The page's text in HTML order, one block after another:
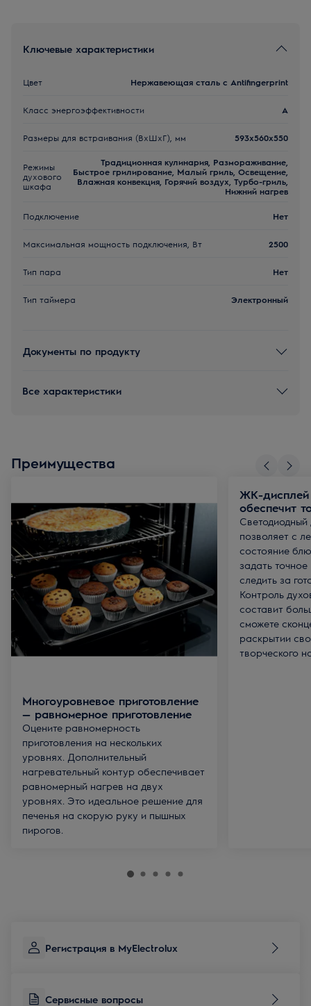
Ключевые характеристики
Цвет Нержавеющая сталь с Antifingerprint
Класс энергоэффективности A
Размеры для встраивания (ВхШхГ), мм 593x560x550
Режимы
духового
шкафа
Традиционная кулинария, Размораживание,
Быстрое грилирование, Малый гриль, Освещение,
Влажная конвекция, Горячий воздух, Турбо-гриль,
Нижний нагрев
Подключение Нет
Максимальная мощность подключения, Вт 2500
Тип пара Нет
Тип таймера Электронный
Документы по продукту
Все характеристики
Преимущества
Многоуровневое приготовление
— равномерное приготовление
Оцените равномерность
приготовления на нескольких
уровнях. Дополнительный
нагревательный контур обеспечивает
равномерный нагрев на двух
уровнях. Это идеальное решение для
печенья на скорую руку и пышных
пирогов.
ЖК-дисплей
обеспечит
позволяет с
состояние
задать
следить за
Контроль
составит
сможете
раскрытии
творческого
Регистрация в MyElectrolux
Сервисные вопросы